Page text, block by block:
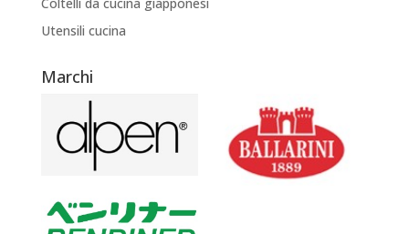
Utensili cucina
Marchi